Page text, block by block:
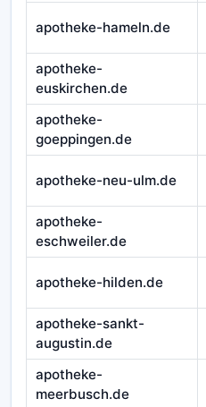
apotheke-hameln.de
apotheke-
euskirchen.de
apotheke-
goeppingen.de
apotheke-neu-ulm.de
apotheke-
eschweiler.de
apotheke-hilden.de
apotheke-sankt-
augustin.de
apotheke-
meerbusch.de